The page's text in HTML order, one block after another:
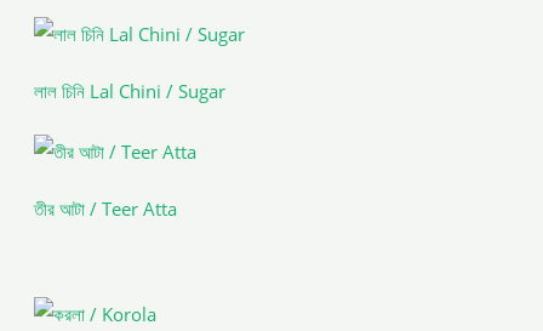
লাল চিনি Lal Chini / Sugar
তীর আটা / Teer Atta